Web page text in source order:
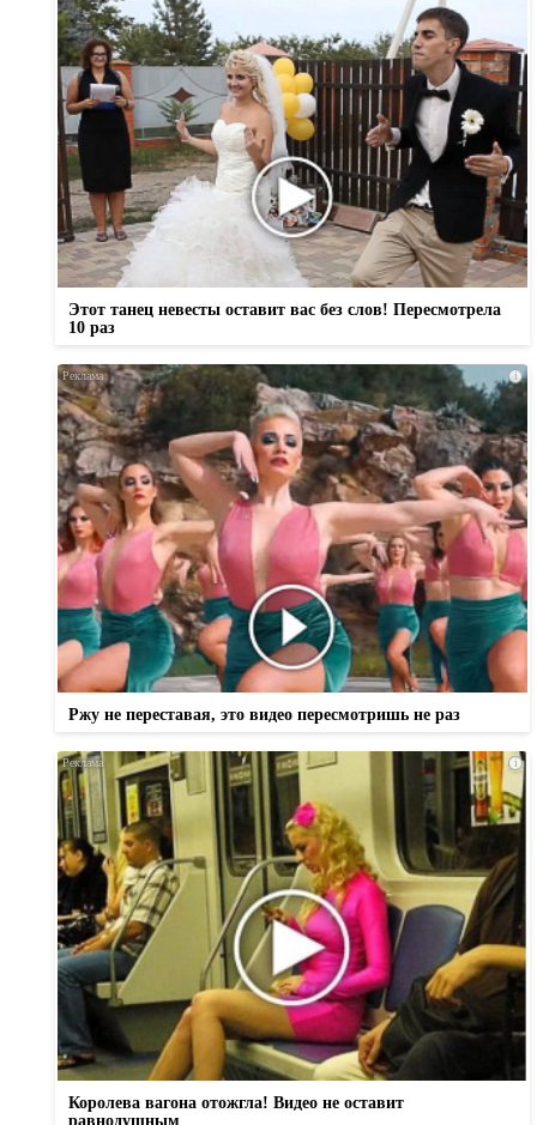
Этот танец невесты оставит вас без слов! Пересмотрела
10 раз
i
Ржу не переставая, это видео пересмотришь не раз
i
Королева вагона отожгла! Видео не оставит
равнодушным